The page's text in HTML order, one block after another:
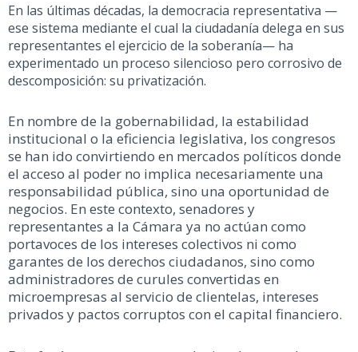
En las últimas décadas, la democracia representativa —
ese sistema mediante el cual la ciudadanía delega en sus
representantes el ejercicio de la soberanía— ha
experimentado un proceso silencioso pero corrosivo de
descomposición: su privatización.
En nombre de la gobernabilidad, la estabilidad
institucional o la eficiencia legislativa, los congresos
se han ido convirtiendo en mercados políticos donde
el acceso al poder no implica necesariamente una
responsabilidad pública, sino una oportunidad de
negocios. En este contexto, senadores y
representantes a la Cámara ya no actúan como
portavoces de los intereses colectivos ni como
garantes de los derechos ciudadanos, sino como
administradores de curules convertidas en
microempresas al servicio de clientelas, intereses
privados y pactos corruptos con el capital financiero.